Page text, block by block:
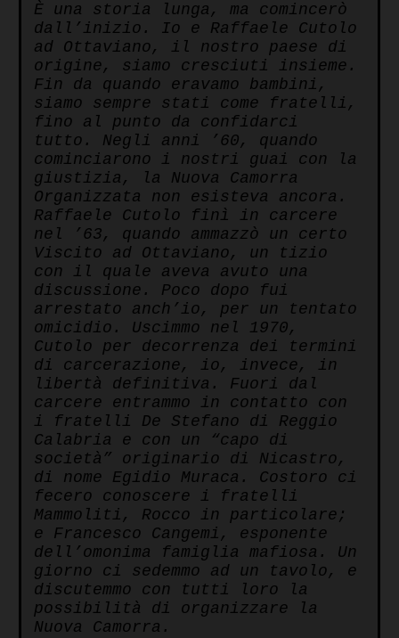
È una storia lunga, ma comincerò
dall’inizio. Io e Raffaele Cutolo
ad Ottaviano, il nostro paese di
origine, siamo cresciuti insieme.
Fin da quando eravamo bambini,
siamo sempre stati come fratelli,
fino al punto da confidarci
tutto. Negli anni ’60, quando
cominciarono i nostri guai con la
giustizia, la Nuova Camorra
Organizzata non esisteva ancora.
Raffaele Cutolo finì in carcere
nel ’63, quando ammazzò un certo
Viscito ad Ottaviano, un tizio
con il quale aveva avuto una
discussione. Poco dopo fui
arrestato anch’io, per un tentato
omicidio. Uscimmo nel 1970,
Cutolo per decorrenza dei termini
di carcerazione, io, invece, in
libertà definitiva. Fuori dal
carcere entrammo in contatto con
i fratelli De Stefano di Reggio
Calabria e con un “capo di
società” originario di Nicastro,
di nome Egidio Muraca. Costoro ci
fecero conoscere i fratelli
Mammoliti, Rocco in particolare;
e Francesco Cangemi, esponente
dell’omonima famiglia mafiosa. Un
giorno ci sedemmo ad un tavolo, e
discutemmo con tutti loro la
possibilità di organizzare la
Nuova Camorra.